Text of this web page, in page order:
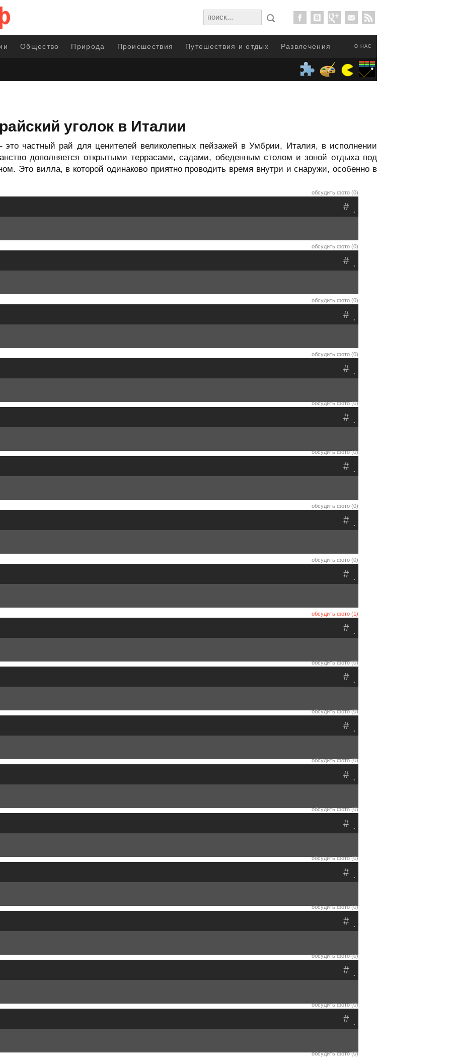
О НАС
Общество Природа Происшествия Путешествия и отдых Развлечения
уголок в Италии
это частный рай для ценителей великолепных пейзажей в Умбрии, Италия, в исполнении
дополняется открытыми террасами, садами, обеденным столом и зоной отдыха под
Это вилла, в которой одинаково приятно проводить время внутри и снаружи, особенно в
обсудить фото (0)
.
#
обсудить фото (0)
.
#
обсудить фото (0)
.
#
обсудить фото (0)
.
#
обсудить фото (0)
.
#
обсудить фото (0)
.
#
обсудить фото (0)
.
#
обсудить фото (0)
.
#
обсудить фото (1)
.
#
обсудить фото (0)
.
#
обсудить фото (0)
.
#
обсудить фото (0)
.
#
обсудить фото (0)
.
#
обсудить фото (0)
.
#
обсудить фото (0)
.
#
обсудить фото (0)
.
#
обсудить фото (0)
.
#
обсудить фото (0)